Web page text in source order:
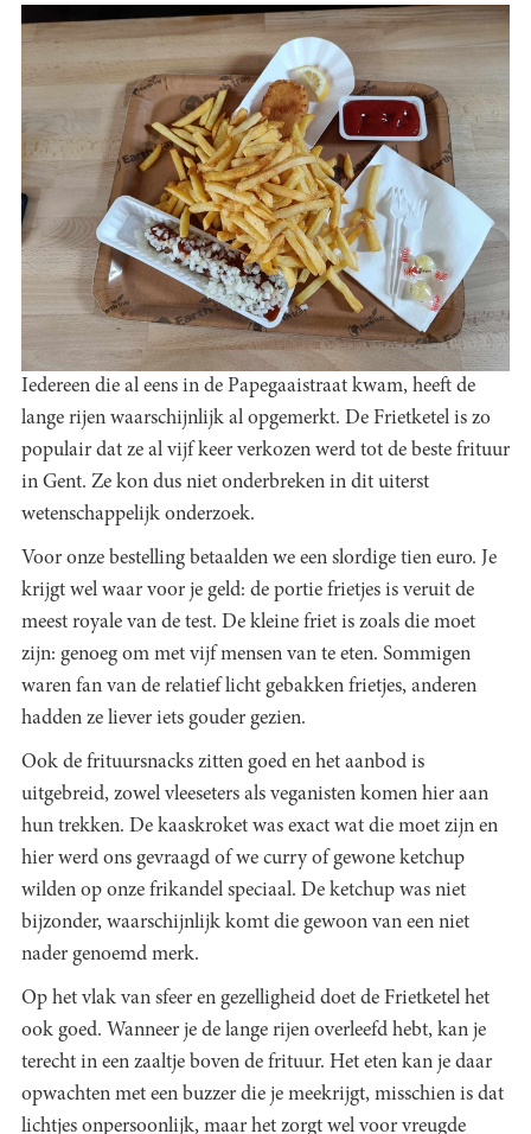
Iedereen die al eens in de Papegaaistraat kwam, heeft de
lange rijen waarschijnlijk al opgemerkt. De Frietketel is zo
populair dat ze al vijf keer verkozen werd tot de beste frituur
in Gent. Ze kon dus niet onderbreken in dit uiterst
wetenschappelijk onderzoek.
Voor onze bestelling betaalden we een slordige tien euro. Je
krijgt wel waar voor je geld: de portie frietjes is veruit de
meest royale van de test. De kleine friet is zoals die moet
zijn: genoeg om met vijf mensen van te eten. Sommigen
waren fan van de relatief licht gebakken frietjes, anderen
hadden ze liever iets gouder gezien.
Ook de frituursnacks zitten goed en het aanbod is
uitgebreid, zowel vleeseters als veganisten komen hier aan
hun trekken. De kaaskroket was exact wat die moet zijn en
hier werd ons gevraagd of we curry of gewone ketchup
wilden op onze frikandel speciaal. De ketchup was niet
bijzonder, waarschijnlijk komt die gewoon van een niet
nader genoemd merk.
Op het vlak van sfeer en gezelligheid doet de Frietketel het
ook goed. Wanneer je de lange rijen overleefd hebt, kan je
terecht in een zaaltje boven de frituur. Het eten kan je daar
opwachten met een buzzer die je meekrijgt, misschien is dat
lichtjes onpersoonlijk, maar het zorgt wel voor vreugde